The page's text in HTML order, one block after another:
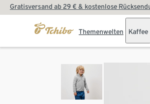
Gratisversand ab 29 € & kostenlose
Themenwelten Kaffee